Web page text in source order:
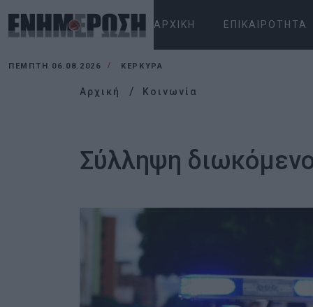
ΑΡΧΙΚΉ ΕΠΙΚΑΙΡΌΤΗΤΑ
ΠΈΜΠΤΗ 06.08.2026 ΚΕΡΚΥΡΑ
Αρχική Κοινωνία
Σύλληψη